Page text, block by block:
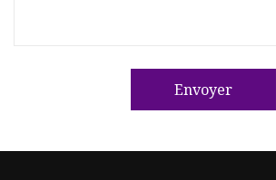
Envoyer